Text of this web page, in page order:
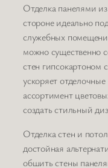
Отделка панелями
стороне идеально
служебных
можно существенно
стен гипсокартоном
ускоряет
ассортимент
создать стильный
Отделка стен и
достойная
обшить стены